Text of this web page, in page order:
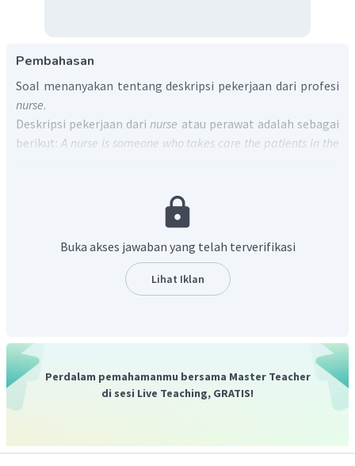
Pembahasan
Soal menanyakan tentang deskripsi pekerjaan dari profesi
nurse.
Deskripsi pekerjaan dari nurse atau perawat adalah sebagai
berikut: A nurse is someone who takes care the patients in the
Jadi, jawaban yang benar adalah "
who takes care the patients in the hospital".
Buka akses jawaban yang telah terverifikasi
Lihat Iklan
Perdalam pemahamanmu bersama Master Teacher
di sesi Live Teaching, GRATIS!